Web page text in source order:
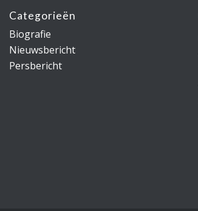
Categorieën
Biografie
Nieuwsbericht
Persbericht